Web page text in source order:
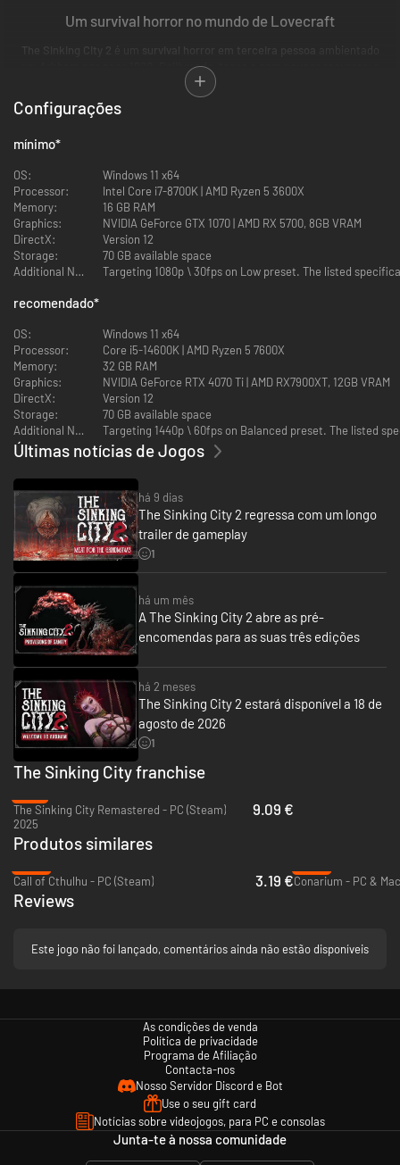
Um survival horror no mundo de Lovecraft
The Sinking City 2 survival horror em terceira pessoa
Deliberado, tenso e com poucos recursos
pressão aumenta conforme você avança mais fundo, o alívio vem em
breves refúgios, e o medo é algo que você gerencia. Cuide do seu
inventário, enfrente quebra-cabeças inquietantes e volte por atalhos
Uma cidade portuária dos Loucos Anos 20 cedendo sob uma
sobrenatural
. Avenidas marcadas pela maré e Art Déco deteriorado.
Bares clandestinos às escuras. Os distritos parecem vividos e
desgastados pela água, com rotas a pé e de bote, atalhos por trás de
quebra-mares colapsados e segredos escondidos em salões fechados
com tábuas. Você vai percorrer um hospital onde a ciência esconde o
rosto, um mercado de peixes onde a mercadoria reage, e descer
profundamente abaixo da cidade até onde
Um resgate com riscos impossíveis
Um ritual que deu errado prendeu a alma dela nas Terras dos Sonhos, e
agora forças malignas roubaram seu corpo. Para resgatar a mulher que
você ama, você deve trilhar umcaminho perigoso através da catástrofe
até a origem da enchente — a presença dela sempre sentida, mas
OsRastejantesanimam os mortos.Profundosemergem das águas
umainvestigação opcionale retorne com uma arma aprimorada.
Configurações
mínimo*
OS:
Windows 11 x64
Processor:
Intel Core i7-8700K | AMD Ryzen 5 3600X
Memory:
16 GB RAM
Graphics:
NVIDIA GeForce GTX 1070 | AMD RX 5700, 8GB VRAM
DirectX:
Version 12
Storage:
70 GB available space
Additional Notes:
Targeting 1080p \ 30fps on Low preset. The listed
recomendado*
OS:
Windows 11 x64
Processor:
Core i5-14600K | AMD Ryzen 5 7600X
Memory:
32 GB RAM
Graphics:
NVIDIA GeForce RTX 4070 Ti | AMD RX7900XT, 12GB VRAM
DirectX:
Version 12
Storage:
70 GB available space
Additional Notes:
Targeting 1440p \ 60fps on Balanced preset. The listed
Últimas notícias de Jogos
há 9 dias
The Sinking City 2 regressa com um longo
trailer de gameplay
1
há um mês
A The Sinking City 2 abre as pré-
encomendas para as suas três edições
há 2 meses
The Sinking City 2 estará disponível a 18 de
agosto de 2026
1
The Sinking City franchise
The Sinking City Remastered - PC (Steam)
2025
9.09 €
Produtos similares
Call of Cthulhu - PC (Steam)
3.19 €Conarium - PC &
Reviews
Este jogo não foi lançado, comentários ainda não estão disponíveis
As condições de venda
Política de privacidade
Programa de Afiliação
Contacta-nos
Nosso Servidor Discord e Bot
Use o seu gift card
Notícias sobre videojogos, para PC e consolas
Junta-te à nossa comunidade